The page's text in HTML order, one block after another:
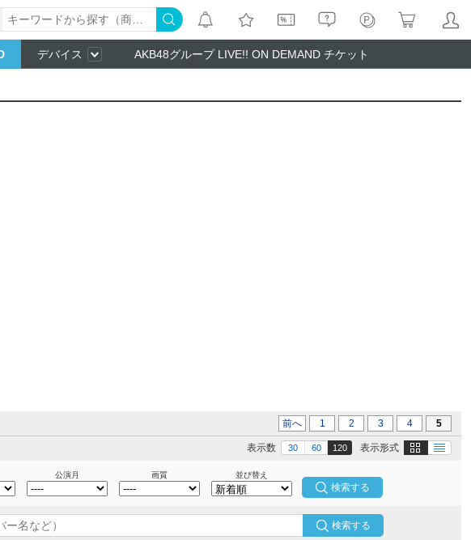
デバイス AKB48グループ LIVE!! ON DEMAND チケット
前へ 1 2 3 4 5
表示形式 画像 テキスト
表示数 30 60 120
公演月 画質 並び替え
検索する